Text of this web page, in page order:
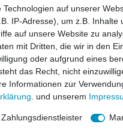
PVC Teichfolie
Zubehör
Schutzlagen
Widerrufs­recht
auf unserer
IP-Adresse), um z.B.
auf unsere Website zu
mit Dritten, die wir in den
oder aufgrund eines
das Recht, nicht
Informationen zur
. und unserem
Zahlungsdienstleister